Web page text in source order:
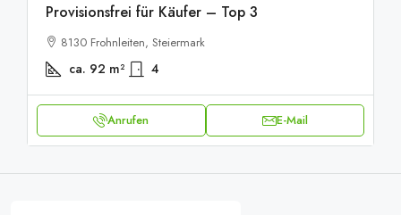
Provisionsfrei für Käufer – Top 3
8130 Frohnleiten, Steiermark
ca. 92 m² 4
Anrufen E-Mail